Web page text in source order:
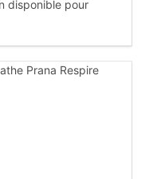
disponible pour